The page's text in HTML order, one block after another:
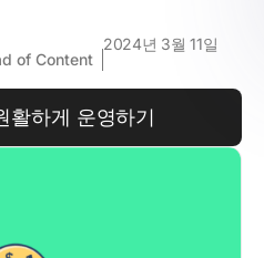
of Content
2024년 3월 11일
활하게 운영하기